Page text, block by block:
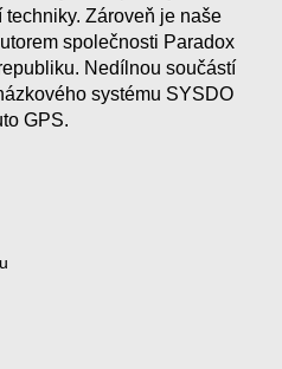
Zároveň je naše
společnosti Paradox
Nedílnou součástí
systému SYSDO
GPS.